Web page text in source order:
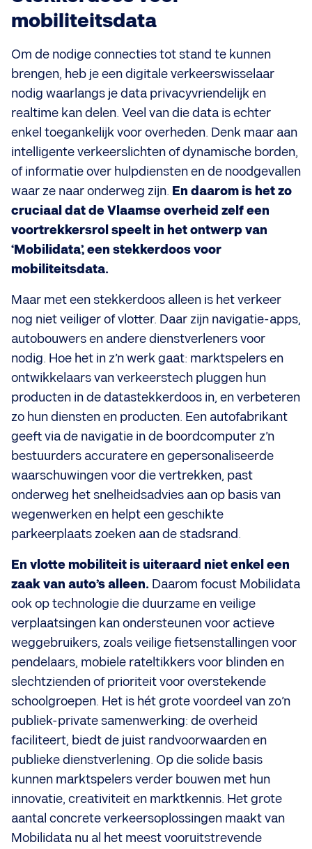
mobiliteitsdata
Om de nodige connecties tot stand te kunnen
brengen, heb je een digitale verkeerswisselaar
nodig waarlangs je data privacyvriendelijk en
realtime kan delen. Veel van die data is echter
enkel toegankelijk voor overheden. Denk maar aan
intelligente verkeerslichten of dynamische borden,
of informatie over hulpdiensten en de noodgevallen
waar ze naar onderweg zijn. En daarom is het zo
cruciaal dat de Vlaamse overheid zelf een
voortrekkersrol speelt in het ontwerp van
‘Mobilidata’, een stekkerdoos voor
mobiliteitsdata.
Maar met een stekkerdoos alleen is het verkeer
nog niet veiliger of vlotter. Daar zijn navigatie-apps,
autobouwers en andere dienstverleners voor
nodig. Hoe het in z’n werk gaat: marktspelers en
ontwikkelaars van verkeerstech pluggen hun
producten in de datastekkerdoos in, en verbeteren
zo hun diensten en producten. Een autofabrikant
geeft via de navigatie in de boordcomputer z’n
bestuurders accuratere en gepersonaliseerde
waarschuwingen voor die vertrekken, past
onderweg het snelheidsadvies aan op basis van
wegenwerken en helpt een geschikte
parkeerplaats zoeken aan de stadsrand.
En vlotte mobiliteit is uiteraard niet enkel een
zaak van auto’s alleen. Daarom focust Mobilidata
ook op technologie die duurzame en veilige
verplaatsingen kan ondersteunen voor actieve
weggebruikers, zoals veilige fietsenstallingen voor
pendelaars, mobiele rateltikkers voor blinden en
slechtzienden of prioriteit voor overstekende
schoolgroepen. Het is hét grote voordeel van zo’n
publiek-private samenwerking: de overheid
faciliteert, biedt de juist randvoorwaarden en
publieke dienstverlening. Op die solide basis
kunnen marktspelers verder bouwen met hun
innovatie, creativiteit en marktkennis. Het grote
aantal concrete verkeersoplossingen maakt van
Mobilidata nu al het meest vooruitstrevende